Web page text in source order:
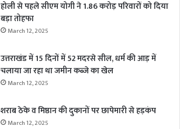
होली से पहले सीएम योगी ने 1.86 करोड़ परिवारों को दिया
बड़ा तोहफा
March 12, 2025
उत्तराखंड में 15 दिनों में 52 मदरसे सील, धर्म की आड़ में
चलाया जा रहा था जमीन कब्जे का खेल
March 12, 2025
शराब ठेके व मिष्ठान की दुकानों पर छापेमारी से हड़कंप
March 12, 2025